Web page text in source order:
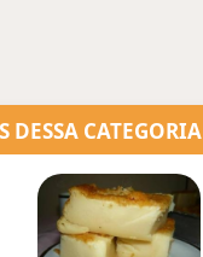
DESSA CATEGORIA